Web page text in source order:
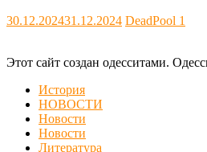
30.12.202431.12.2024 DeadPool 1
Этот сайт создан одесситами.
История
НОВОСТИ
Новости
Новости
Литература